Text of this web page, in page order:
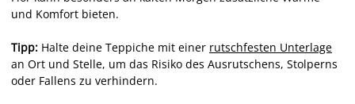
und Komfort bieten.
Tipp: Halte deine Teppiche mit einer rutschfesten Unterlage
an Ort und Stelle, um das Risiko des Ausrutschens, Stolperns
oder Fallens zu verhindern.